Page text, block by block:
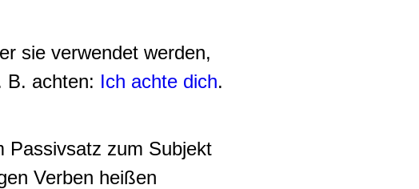
sie verwendet werden,
B. achten: Ich achte dich.
Passivsatz zum Subjekt
Verben heißen